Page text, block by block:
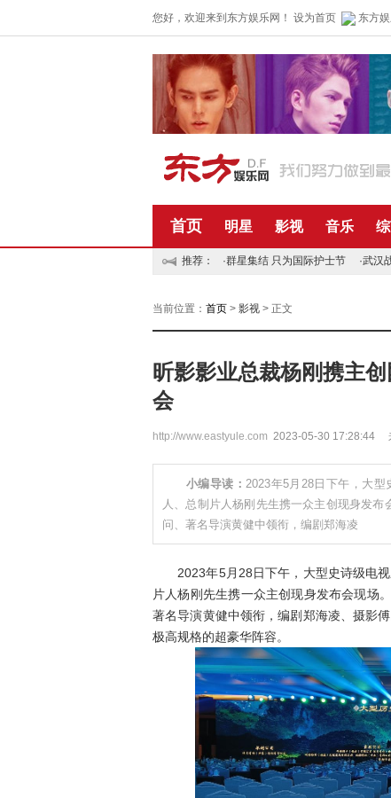
您好，欢迎来到东方娱乐网！ 设为首页 东方
首页 明星 影视 音乐
推荐： ·群星集结 只为国际护士节 ·武汉
当前位置： 首页 > 影视 > 正文
昕影影业总裁杨刚携主
会
http://www.eastyule.com 2023-05-30 17:28:44
小编导读：2023年5月28日下午，大
人、总制片人杨刚先生携一众主创现身发
问、著名导演黄健中领衔，编剧郑海凌
2023年5月28日下午，大型史诗级电视
片人杨刚先生携一众主创现身发布会现场
著名导演黄健中领衔，编剧郑海凌、摄影
极高规格的超豪华阵容。